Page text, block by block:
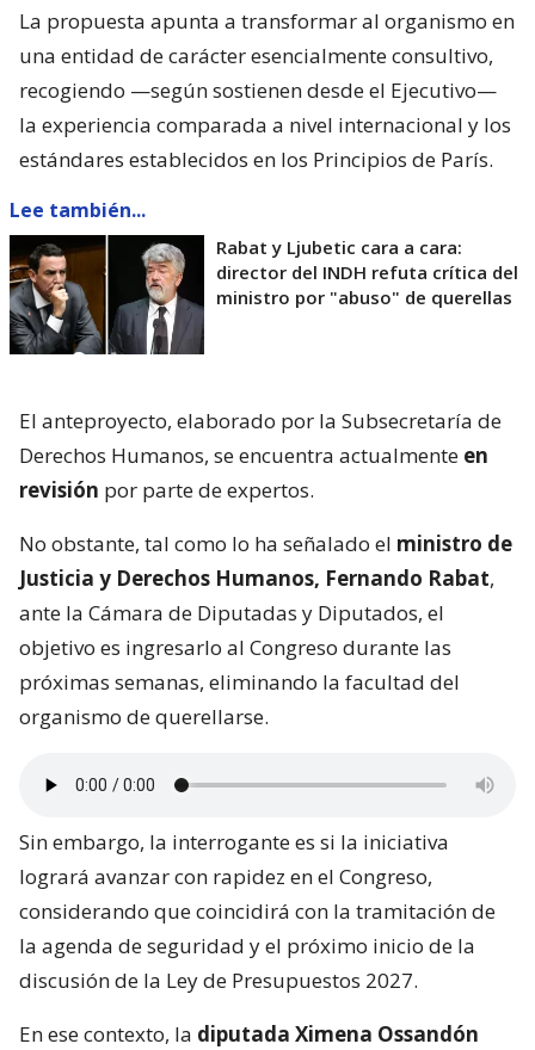
La propuesta apunta a transformar al organismo en
una entidad de carácter esencialmente consultivo,
recogiendo —según sostienen desde el Ejecutivo—
la experiencia comparada a nivel internacional y los
estándares establecidos en los Principios de París.
Lee también...
Rabat y Ljubetic cara a cara:
director del INDH refuta crítica del
ministro por "abuso" de querellas
El anteproyecto, elaborado por la Subsecretaría de
Derechos Humanos, se encuentra actualmente en
revisión por parte de expertos.
No obstante, tal como lo ha señalado el ministro de
Justicia y Derechos Humanos, Fernando Rabat,
ante la Cámara de Diputadas y Diputados, el
objetivo es ingresarlo al Congreso durante las
próximas semanas, eliminando la facultad del
organismo de querellarse.
Sin embargo, la interrogante es si la iniciativa
logrará avanzar con rapidez en el Congreso,
considerando que coincidirá con la tramitación de
la agenda de seguridad y el próximo inicio de la
discusión de la Ley de Presupuestos 2027.
En ese contexto, la diputada Ximena Ossandón